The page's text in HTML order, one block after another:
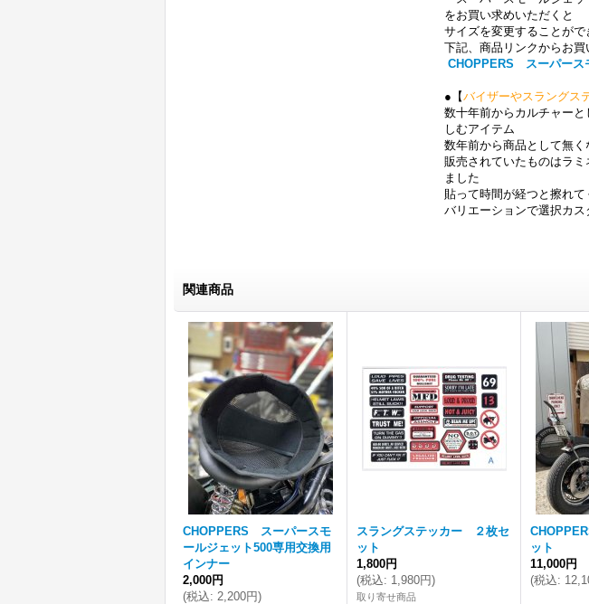
をお買い求めいただくと
サイズを変更することがで
下記、商品リンクからお買
CHOPPERS スーパース
●【バイザーやスラングス
数十年前からカルチャー
しむアイテム
数年前から商品として無
販売されていたものはラ
ました
貼って時間が経つと擦れ
バリエーションで選択カス
関連商品
CHOPPERS スーパースモ
ールジェット500専用交換用
インナー
2,000円
(税込: 2,200円)
スラングステッカー ２枚セ
ット
1,800円
(税込: 1,980円)
取り寄せ商品
ット
11,000円
(税込: